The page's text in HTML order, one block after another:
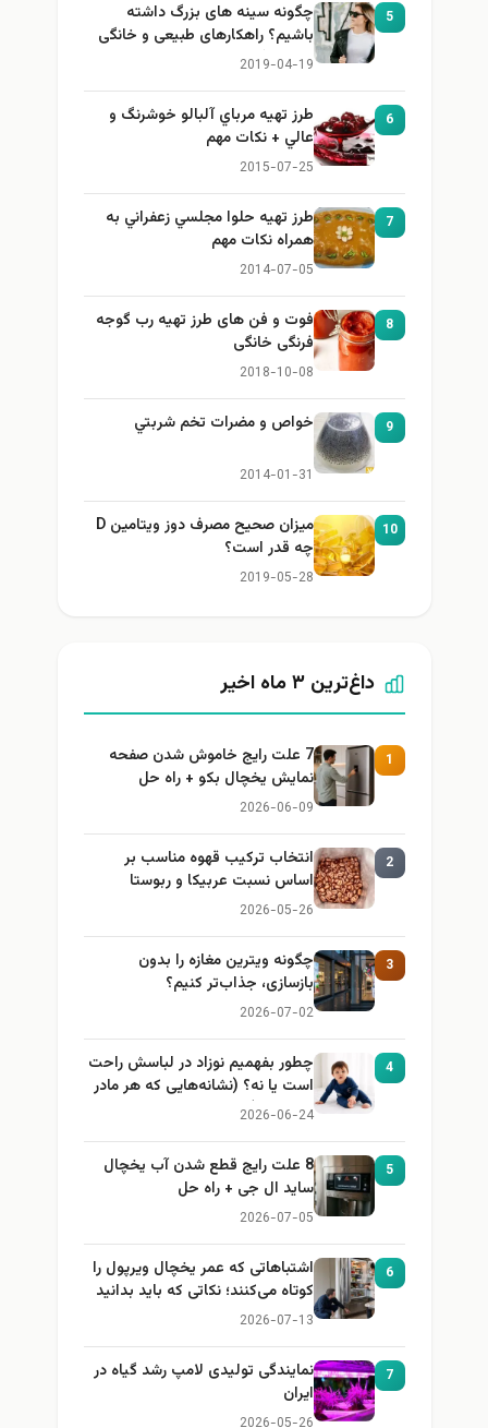
5
چگونه سینه های بزرگ داشته
باشیم؟ راهکارهای طبیعی و خانگی
برای بزرگ کردن سینه
2019-04-19
6
طرز تهيه مرباي آلبالو خوشرنگ و
عالي + نكات مهم
2015-07-25
7
طرز تهيه حلوا مجلسي زعفراني به
همراه نكات مهم
2014-07-05
8
فوت و فن های طرز تهیه رب گوجه
فرنگی خانگی
2018-10-08
9 خواص و مضرات تخم شربتي
2014-01-31
10
میزان صحیح مصرف دوز ویتامین D
چه قدر است؟
2019-05-28
داغ‌ترین ۳ ماه اخیر
1
7 علت رایج خاموش شدن صفحه
نمایش یخچال بکو + راه حل
2026-06-09
2
انتخاب ترکیب قهوه مناسب بر
اساس نسبت عربیکا و ربوستا
2026-05-26
3
چگونه ویترین مغازه را بدون
بازسازی، جذاب‌تر کنیم؟
2026-07-02
4
چطور بفهمیم نوزاد در لباسش راحت
است یا نه؟ (نشانه‌هایی که هر مادر
باید بداند)
2026-06-24
5
8 علت رایج قطع شدن آب یخچال
ساید ال جی + راه حل
2026-07-05
6
اشتباهاتی که عمر یخچال ویرپول را
کوتاه می‌کنند؛ نکاتی که باید بدانید
2026-07-13
7
نمایندگی تولیدی لامپ رشد گیاه در
ایران